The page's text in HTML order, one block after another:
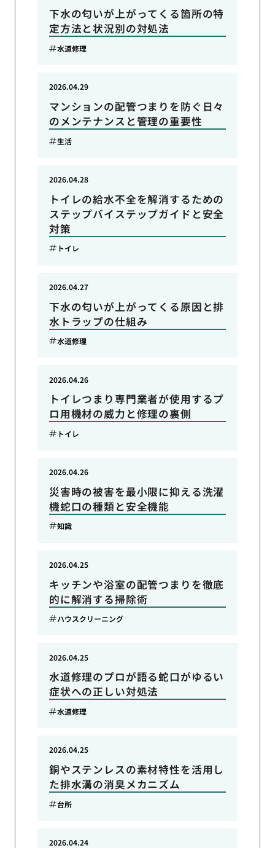
下水の匂いが上がってくる箇所の特
定方法と状況別の対処法
水道修理
マンションの配管つまりを防ぐ日々
のメンテナンスと管理の重要性
2026.04.29
生活
トイレの給水不全を解消するための
ステップバイステップガイドと安全
対策
2026.04.28
トイレ
下水の匂いが上がってくる原因と排
水トラップの仕組み
2026.04.27
水道修理
トイレつまり専門業者が使用するプ
ロ用機材の威力と修理の裏側
2026.04.26
トイレ
災害時の被害を最小限に抑える洗濯
機蛇口の種類と安全機能
2026.04.26
知識
キッチンや浴室の配管つまりを徹底
的に解消する掃除術
2026.04.25
ハウスクリーニング
水道修理のプロが語る蛇口がゆるい
症状への正しい対処法
2026.04.25
水道修理
銅やステンレスの素材特性を活用し
た排水溝の消臭メカニズム
2026.04.25
台所
2026.04.24